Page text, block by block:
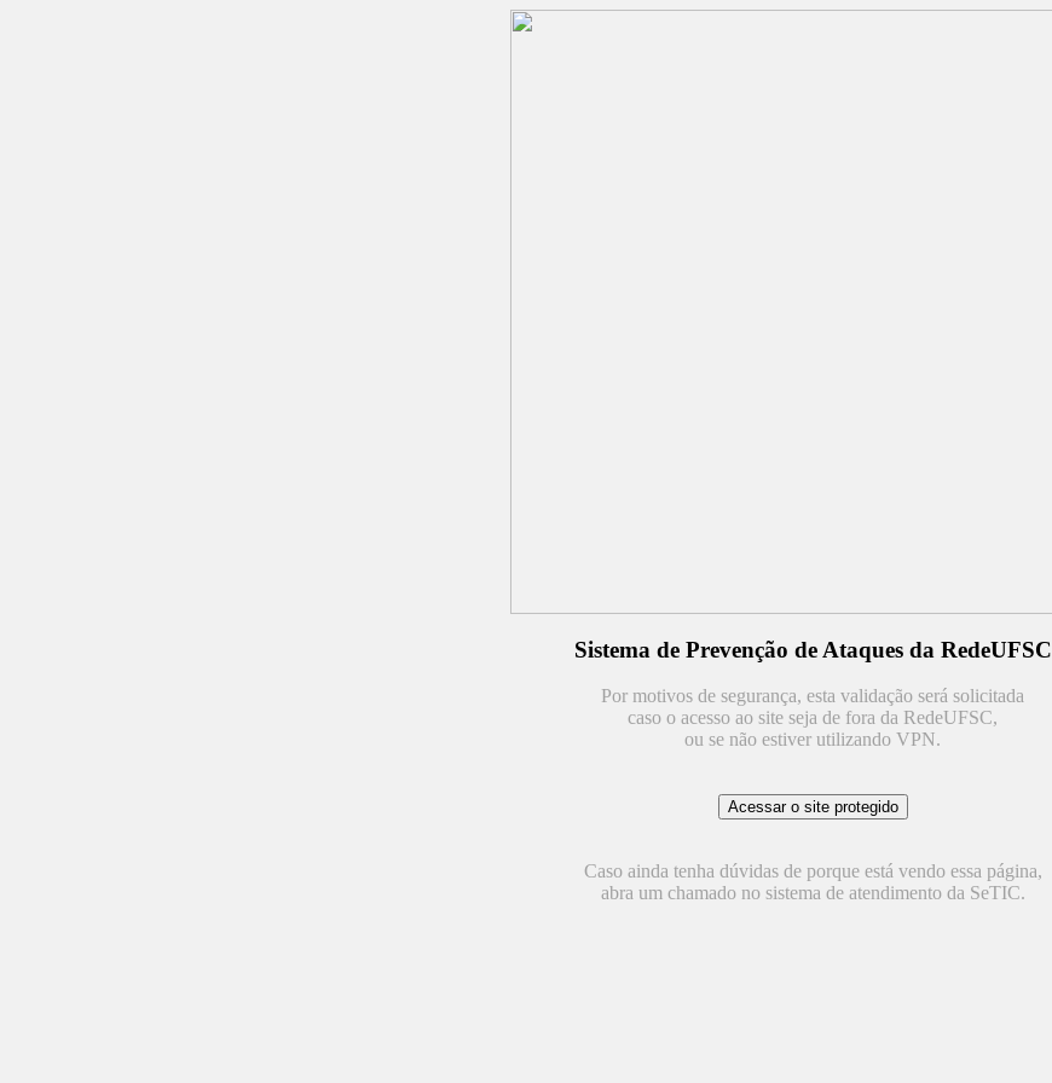
Sistema de Prevenção de Ataques da RedeUFSC
Por motivos de segurança, esta validação será solicitada
caso o acesso ao site seja de fora da RedeUFSC,
ou se não estiver utilizando VPN.
Caso ainda tenha dúvidas de porque está vendo essa página,
abra um chamado no sistema de atendimento da SeTIC.